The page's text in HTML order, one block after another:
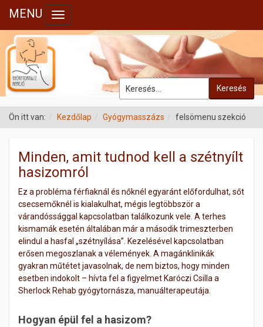
Keresés
MENU Toggle navigation
Ön itt van: Kezdőlap Gyógymasszázs felsömenu szekció
Minden, amit tudnod kell a szétnyílt
hasizomról
Ez a probléma férfiaknál és nőknél egyaránt előfordulhat, sőt
csecsemőknél is kialakulhat, mégis legtöbbször a
várandóssággal kapcsolatban találkozunk vele. A terhes
kismamák esetén általában már a második trimeszterben
elindul a hasfal „szétnyílása”. Kezelésével kapcsolatban
erősen megoszlanak a vélemények. A magánklinikák
gyakran műtétet javasolnak, de nem biztos, hogy minden
esetben indokolt – hívta fel a figyelmet Karóczi Csilla a
Sherlock Rehab gyógytornásza, manuálterapeutája.
Hogyan épül fel a hasizom?